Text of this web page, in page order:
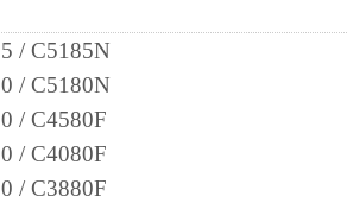
ライセンサーの著作権表示を変
してはなりません。
ウェア」に係る権原および所有
ノンまたはキヤノンのライセン
/ C5185N
/ C5180N
/ C4580F
/ C4080F
/ C3880F